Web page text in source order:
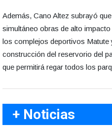
Además, Cano Altez subrayó
simultáneo obras de alto
los complejos deportivos Matute
construcción del reservorio del
que permitirá regar todos los
+ Noticias